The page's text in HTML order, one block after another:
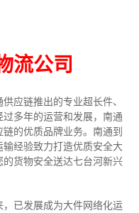
流公司
应链推出的专业超长件、
多年的运营和发展，南通
的优质品牌业务。南通到
经验致力打造优质安全大
货物安全送达七台河新兴
已发展成为大件网络化运